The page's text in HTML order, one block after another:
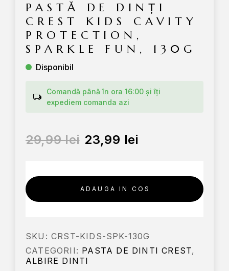
PASTĂ DE DINȚI
CREST KIDS CAVITY
PROTECTION,
SPARKLE FUN, 130G
Disponibil
Comandă până în ora 16:00 și îți
expediem comanda azi
29,99lei 23,99 lei
ADAUGA IN COS
SKU: CRST-KIDS-SPK-130G
CATEGORII: PASTA DE DINTI CREST,
ALBIRE DINTI